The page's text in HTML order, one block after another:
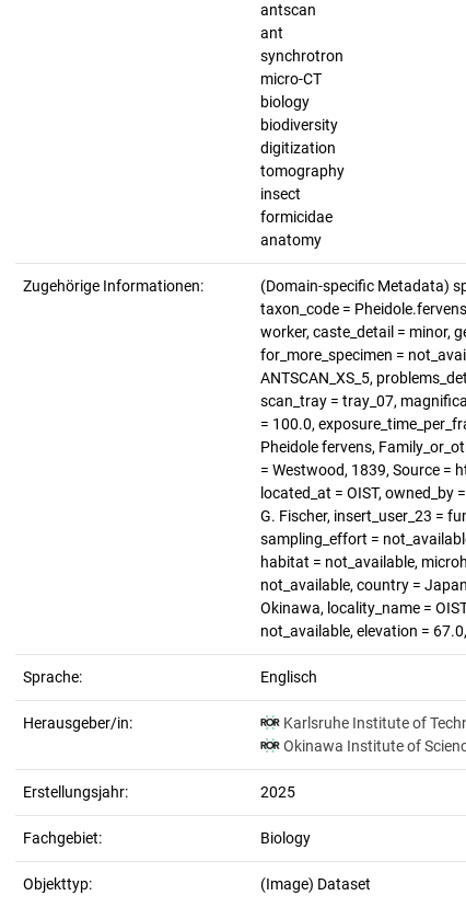
antscan
ant
synchrotron
micro-CT
biology
biodiversity
digitization
tomography
insect
formicidae
anatomy
Zugehörige Informationen:
(Domain-specific Metadata)
taxon_code =
worker, caste_detail = minor,
for_more_specimen =
ANTSCAN_XS_5,
scan_tray = tray_07,
= 100.0,
Pheidole fervens,
= Westwood, 1839, Source =
located_at = OIST, owned_by
G. Fischer, insert_user_23 =
sampling_effort =
habitat = not_available,
not_available, country =
Okinawa, locality_name =
not_available, elevation =
Sprache: Englisch
Herausgeber/in:
Karlsruhe Institute of
Okinawa Institute of
Erstellungsjahr: 2025
Fachgebiet: Biology
Objekttyp: (Image) Dataset